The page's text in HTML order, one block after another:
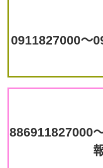
0911827000～
886911827000